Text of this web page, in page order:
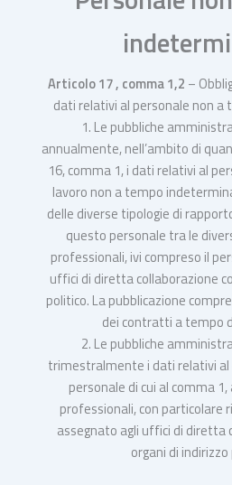
Articolo 17 , comma 1,2 –
dati relativi al personale non
1. Le pubbliche
annualmente, nell’ambito di
16, comma 1, i dati relativi al
lavoro non a tempo
delle diverse tipologie di
questo personale tra le
professionali, ivi compreso il
uffici di diretta collaborazione
politico. La pubblicazione
dei contratti a tempo
2. Le pubbliche
trimestralmente i dati relativi al
personale di cui al comma
professionali, con particolare
assegnato agli uffici di diretta
organi di